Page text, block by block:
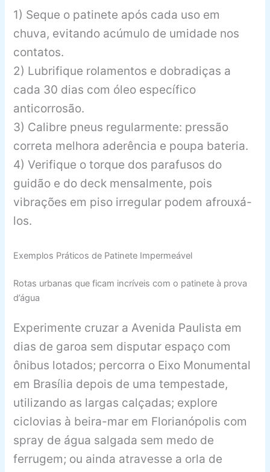
1) Seque o patinete após cada uso em
chuva, evitando acúmulo de umidade nos
contatos.
2) Lubrifique rolamentos e dobradiças a
cada 30 dias com óleo específico
anticorrosão.
3) Calibre pneus regularmente: pressão
correta melhora aderência e poupa bateria.
4) Verifique o torque dos parafusos do
guidão e do deck mensalmente, pois
vibrações em piso irregular podem afrouxá-
los.
Exemplos Práticos de Patinete Impermeável
Rotas urbanas que ficam incríveis com o patinete à prova
d’água
Experimente cruzar a Avenida Paulista em
dias de garoa sem disputar espaço com
ônibus lotados; percorra o Eixo Monumental
em Brasília depois de uma tempestade,
utilizando as largas calçadas; explore
ciclovias à beira-mar em Florianópolis com
spray de água salgada sem medo de
ferrugem; ou ainda atravesse a orla de